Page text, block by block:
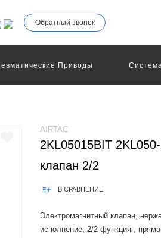
Обратный звонок
Приводы
Управления
AIRTAC
2KL05015BIT
клапан 2/2
В СРАВНЕНИЕ
Электромагнитный клапан,
исполнение, 2/2 функция ,